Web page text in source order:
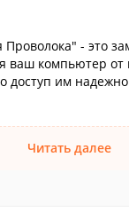
- это
ваш компьютер от
доступ им
Читать далее